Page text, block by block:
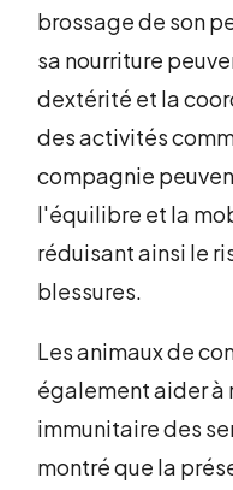
brossage de son
sa nourriture
dextérité et la
des activités
compagnie
l'équilibre et la
réduisant ainsi le
blessures.
Les animaux de
également aider à
immunitaire des
montré que la